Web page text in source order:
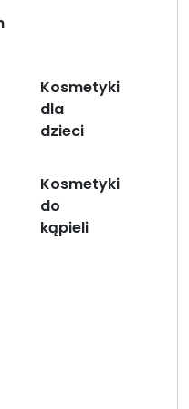
Kosmetyki
dla
dzieci
Kosmetyki
do
kąpieli